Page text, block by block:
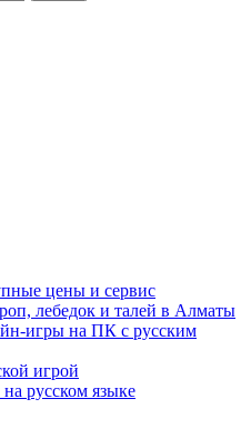
цены и сервис
лебедок и талей в Алматы
игры на ПК с русским
игрой
русском языке